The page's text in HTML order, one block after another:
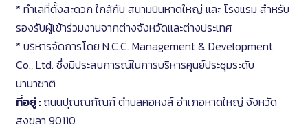
* ทำเลที่ตั้งสะดวก ใกล้กับ สนามบินหาดใหญ่ และ โรงแรม สำหรับ
รองรับผู้เข้าร่วมงานจากต่างจังหวัดและต่างประเทศ
* บริหารจัดการโดย N.C.C. Management & Development
Co., Ltd. ซึ่งมีประสบการณ์ในการบริหารศูนย์ประชุมระดับ
นานาชาติ
ที่อยู่ :ถนนปุณณกัณฑ์ ตำบลคอหงส์ อำเภอหาดใหญ่ จังหวัด
สงขลา 90110